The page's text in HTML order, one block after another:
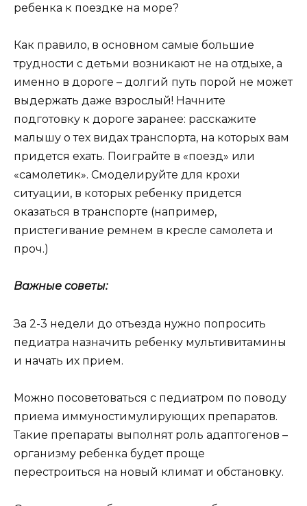
ребенка к поездке на море?
Как правило, в основном самые большие
трудности с детьми возникают не на отдыхе, а
именно в дороге – долгий путь порой не может
выдержать даже взрослый! Начните
подготовку к дороге заранее: расскажите
малышу о тех видах транспорта, на которых вам
придется ехать. Поиграйте в «поезд» или
«самолетик». Смоделируйте для крохи
ситуации, в которых ребенку придется
оказаться в транспорте (например,
пристегивание ремнем в кресле самолета и
проч.)
Важные советы:
За 2-3 недели до отъезда нужно попросить
педиатра назначить ребенку мультивитамины
и начать их прием.
Можно посоветоваться с педиатром по поводу
приема иммуностимулирующих препаратов.
Такие препараты выполнят роль адаптогенов –
организму ребенка будет проще
перестроиться на новый климат и обстановку.